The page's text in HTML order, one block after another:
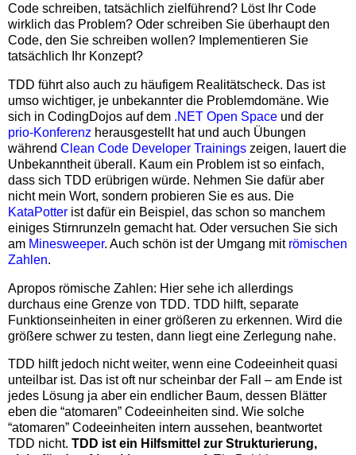
Code schreiben, tatsächlich zielführend? Löst Ihr Code
wirklich das Problem? Oder schreiben Sie überhaupt den
Code, den Sie schreiben wollen? Implementieren Sie
tatsächlich Ihr Konzept?
TDD führt also auch zu häufigem Realitätscheck. Das ist
umso wichtiger, je unbekannter die Problemdomäne. Wie
sich in CodingDojos auf dem .NET Open Space und der
prio-Konferenz herausgestellt hat und auch Übungen
während Clean Code Developer Trainings zeigen, lauert die
Unbekanntheit überall. Kaum ein Problem ist so einfach,
dass sich TDD erübrigen würde. Nehmen Sie dafür aber
nicht mein Wort, sondern probieren Sie es aus. Die
KataPotter ist dafür ein Beispiel, das schon so manchem
einiges Stirnrunzeln gemacht hat. Oder versuchen Sie sich
am Minesweeper. Auch schön ist der Umgang mit römischen
Zahlen.
Apropos römische Zahlen: Hier sehe ich allerdings
durchaus eine Grenze von TDD. TDD hilft, separate
Funktionseinheiten in einer größeren zu erkennen. Wird die
größere schwer zu testen, dann liegt eine Zerlegung nahe.
TDD hilft jedoch nicht weiter, wenn eine Codeeinheit quasi
unteilbar ist. Das ist oft nur scheinbar der Fall – am Ende ist
jedes Lösung ja aber ein endlicher Baum, dessen Blätter
eben die “atomaren” Codeeinheiten sind. Wie solche
“atomaren” Codeeinheiten intern aussehen, beantwortet
TDD nicht. TDD ist ein Hilfsmittel zur Strukturierung,